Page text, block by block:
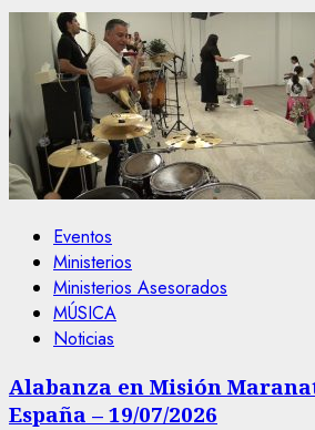
Eventos
Ministerios
Ministerios Asesorados
MÚSICA
Noticias
Alabanza en Misión
España – 19/07/2026